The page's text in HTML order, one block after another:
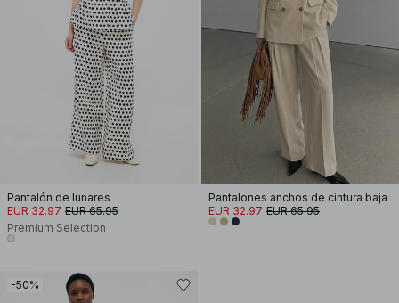
Pantalón de lunares
EUR 32.97 EUR 65.95
Premium Selection
Pantalones anchos de cintura baja
EUR 32.97 EUR 65.95
-50%